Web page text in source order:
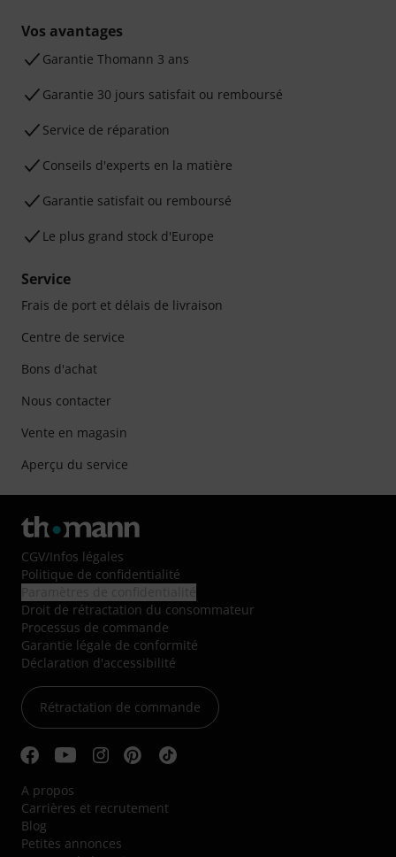
Vos avantages
Ga­ran­tie Thomann 3 ans
Garantie 30 jours satisfait ou remboursé
Service de réparation
Conseils d'experts en la matière
Garantie satisfait ou remboursé
Le plus grand stock d'Europe
Service
Frais de port et délais de livraison
Centre de service
Bons d'achat
Nous contacter
Vente en magasin
Aperçu du service
CGV/Infos légales
Politique de confidentialité
Droit de rétractation du consommateur
Processus de commande
Garantie légale de conformité
Déclaration d'accessibilité
Rétractation de commande
A propos
Carrières et recrutement
Blog
Petites annonces